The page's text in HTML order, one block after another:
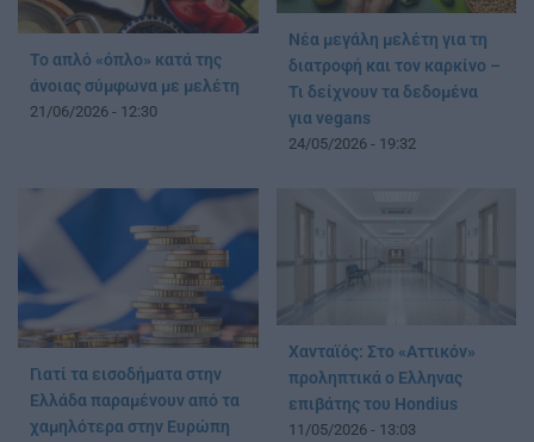
Το απλό «όπλο» κατά της
άνοιας σύμφωνα με μελέτη
21/06/2026 - 12:30
Νέα μεγάλη μελέτη για τη
διατροφή και τον καρκίνο –
Τι δείχνουν τα δεδομένα
για vegans
24/05/2026 - 19:32
Γιατί τα εισοδήματα στην
Ελλάδα παραμένουν από τα
χαμηλότερα στην Ευρώπη
Χανταϊός: Στο «Αττικόν»
προληπτικά ο Ελληνας
επιβάτης του Hondius
11/05/2026 - 13:03